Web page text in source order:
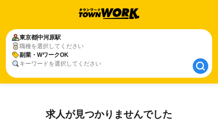
東京都中河原駅
職種を選択してください
副業・WワークOK
キーワードを選択してください
東京都中河原駅
副業・WワークOK
求人が見つかりませんでした